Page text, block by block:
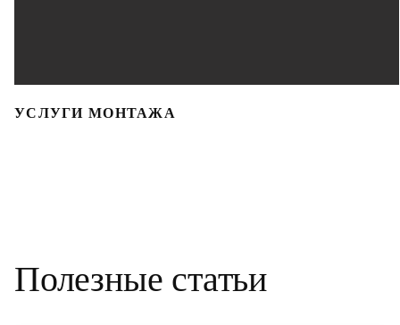
УСЛУГИ МОНТАЖА
Полезные статьи